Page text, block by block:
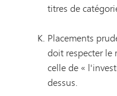
titres de
Placements
doit respecter le
celle de «
dessus.